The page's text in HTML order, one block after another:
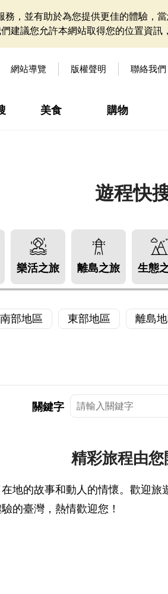
，並有助於為您提供更佳的體驗，
建議您允許本網站取得您的位置資訊
網站導覽 版權聲明 聯絡我們
美食 購物
遊程快
樂活之旅 離島之旅 生態
南部地區 東部地區 離島
關鍵字
精彩旅程由您
地的故事和動人的情懷。歡迎
的臺灣，熱情歡迎您！